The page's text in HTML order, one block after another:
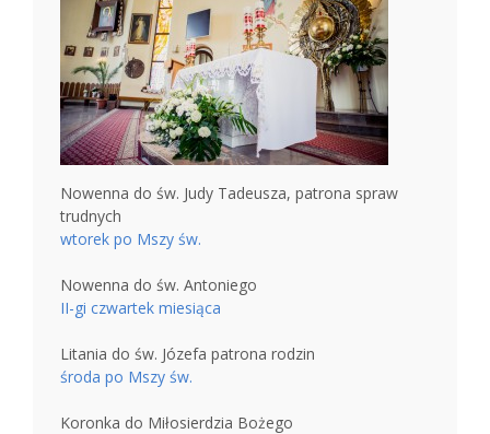
Nowenna do św. Judy Tadeusza, patrona spraw
trudnych
wtorek po Mszy św.
Nowenna do św. Antoniego
II-gi czwartek miesiąca
Litania do św. Józefa patrona rodzin
środa po Mszy św.
Koronka do Miłosierdzia Bożego